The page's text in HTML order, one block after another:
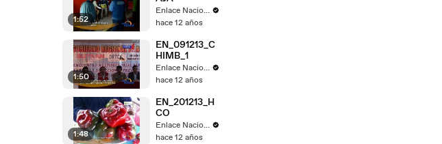
1:52
Enlace Nacional
hace 12 años
1:50
EN_091213_C
HIMB_1
Enlace Nacional
hace 12 años
1:48
EN_201213_H
CO
Enlace Nacional
hace 12 años